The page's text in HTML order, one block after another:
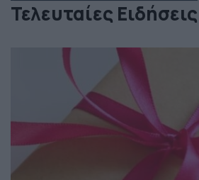
Τελευταίες Ειδήσεις